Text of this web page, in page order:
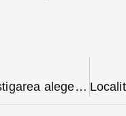
Gabriel Lazany, mesaj la un an de la câștigarea alegerilor pentru Primăria Bistrița